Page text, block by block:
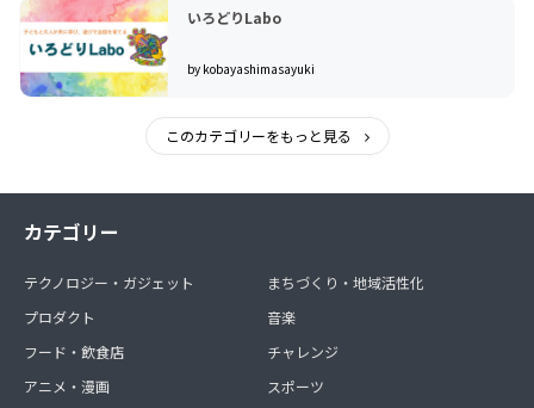
いろどりLabo
by kobayashimasayuki
このカテゴリーをもっと見る
カテゴリー
テクノロジー・ガジェット
プロダクト
フード・飲食店
アニメ・漫画
まちづくり・地域活性化
音楽
チャレンジ
スポーツ